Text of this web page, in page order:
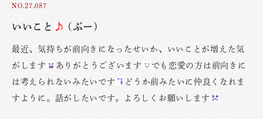
NO.27,087
いいこと (ぶー)
最近、気持ちが前向きになったせいか、いいことが増えた気
がします
ありがとうございます
でも恋愛の方は前向きに
は考えられないみたいです
どうか前みたいに仲良くなれま
すように。話がしたいです。よろしくお願いします